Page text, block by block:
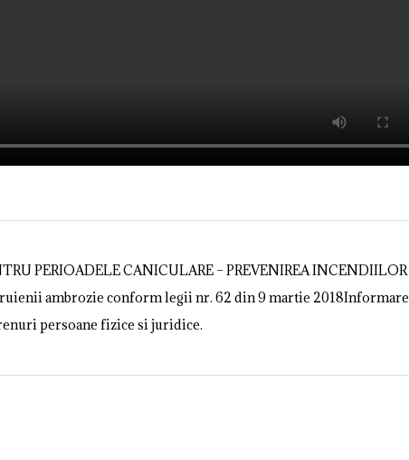
PERIOADELE CANICULARE – PREVENIREA INCENDIILOR
ambrozie conform legii nr. 62 din 9 martie 2018Informare
persoane fizice si juridice.